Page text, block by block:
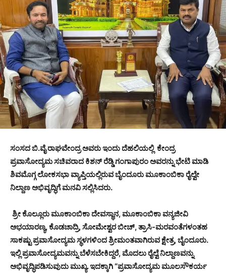
ಸಂಸದ ಬಿ.ವೈ ರಾಘವೇಂದ್ರ ಅವರು ಇಂದು ದೆಹಲಿಯಲ್ಲಿ ಕೇಂದ್ರ
ಪ್ರವಾಸೋದ್ಯಮ ಸಚಿವರಾದ ಕಿಶನ್ ರೆಡ್ಡಿ ಗಂಗಾಪುರಂ ಅವರನ್ನು ಭೇಟಿ ಮಾಡಿ
ಶಿವಮೊಗ್ಗ ಲೋಕಸಭಾ ವ್ಯಾಪ್ತಿಯಲ್ಲಿರುವ ಬೈಂದೂರು ಮೂಕಾಂಬಿಕಾ ರೈಲ್ವೇ
ನಿಲ್ದಾಣ ಅಭಿವೃದ್ಧಿಗೆ ಮನವಿ ಸಲ್ಲಿಸಿದರು.
ಶ್ರೀ ಕೊಲ್ಲೂರು ಮೂಕಾಂಬಿಕಾ ದೇವಸ್ಥಾನ, ಮೂಕಾಂಬಿಕಾ ವನ್ಯಜೀವಿ
ಅಭಯಾರಣ್ಯ, ಕೊಡಚಾದ್ರಿ, ಸೋಮೇಶ್ವರ ಬೀಚ್, ತ್ರಾಸಿ-ಮರವಂತೆಗಳಂತಹ
ಸಾಕಷ್ಟು ಪ್ರವಾಸೋದ್ಯಮ ಸ್ಥಳಗಳಿಂದ ಶ್ರೀಮಂತವಾಗಿರುವ ಕ್ಷೇತ್ರ, ಬೈಂದೂರು.
ಇಲ್ಲಿ ಪ್ರವಾಸೋದ್ಯಮವನ್ನು ಬೆಳೆಸಬೇಕಿದ್ದರೆ, ಮೊದಲು ರೈಲ್ವೆ ನಿಲ್ದಾಣವನ್ನು
ಅಭಿವೃದ್ಧಿಪಡಿಸುವುದು ಮುಖ್ಯ. ಇದಕ್ಕಾಗಿ “ಪ್ರವಾಸೋದ್ಯಮ ಮೂಲಸೌಕರ್ಯ